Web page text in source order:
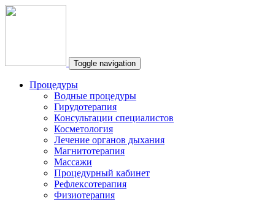
Toggle navigation
Процедуры
Водные процедуры
Гирудотерапия
Консультации специалистов
Косметология
Лечение органов дыхания
Магнитотерапия
Массажи
Процедурный кабинет
Рефлексотерапия
Физиотерапия